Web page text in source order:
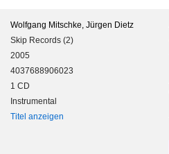
Wolfgang Mitschke, Jürgen Dietz
Skip Records (2)
2005
4037688906023
1 CD
Instrumental
Titel anzeigen